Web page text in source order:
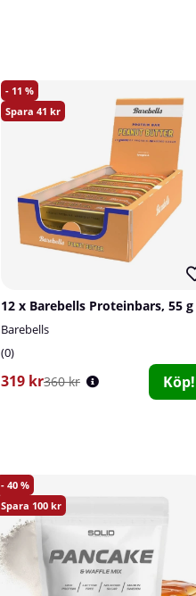
11
41
Barebells
0
319 kr360 kr Köp!
40
100